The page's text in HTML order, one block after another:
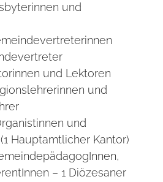
und
und Lektoren
und
und
Hauptamtlicher Kantor)
– 1 Diözesaner